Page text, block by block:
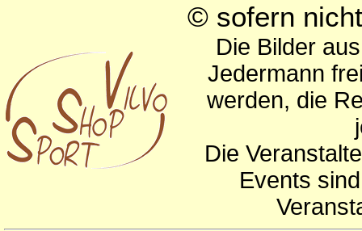
© sofern
Die Bilder
Jedermann
werden, die
Die
Events